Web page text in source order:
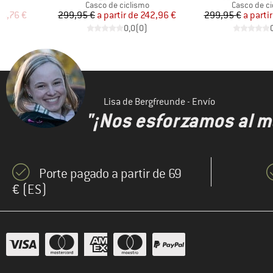
€
Product group
Casco de ciclismo
Precio
299,95 € Precio reducido
a partir de 242,96 €
0,0(0)
Product
Casco de
299,95 € a
Lisa de Bergfreunde - Envío
"¡Nos esforzamos al
Porte pagado a partir de 69
€ (ES)